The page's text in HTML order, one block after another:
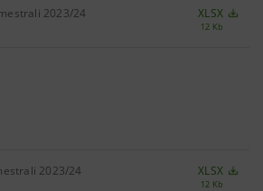
2023/24 XLSX
12 Kb
2023/24 XLSX
12 Kb